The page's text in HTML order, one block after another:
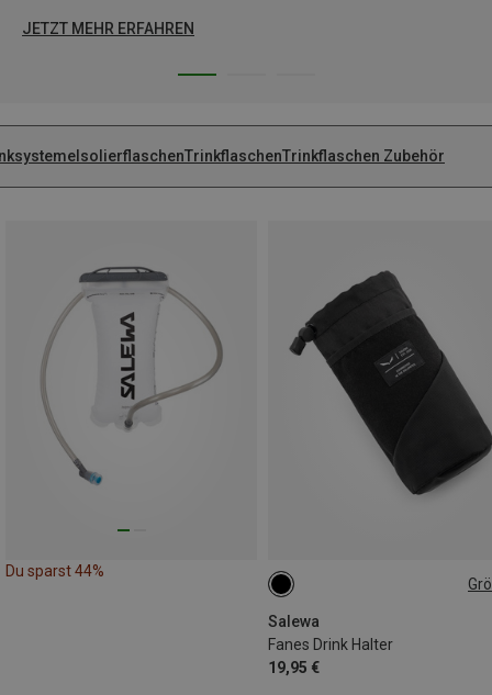
JETZT MEHR ERFAHREN
IsolierflaschenTrinkflaschenTrinkflaschen Zubehör
Du sparst 44%
Salewa
Fanes Drink Halter
19,95 €
ONE SIZE